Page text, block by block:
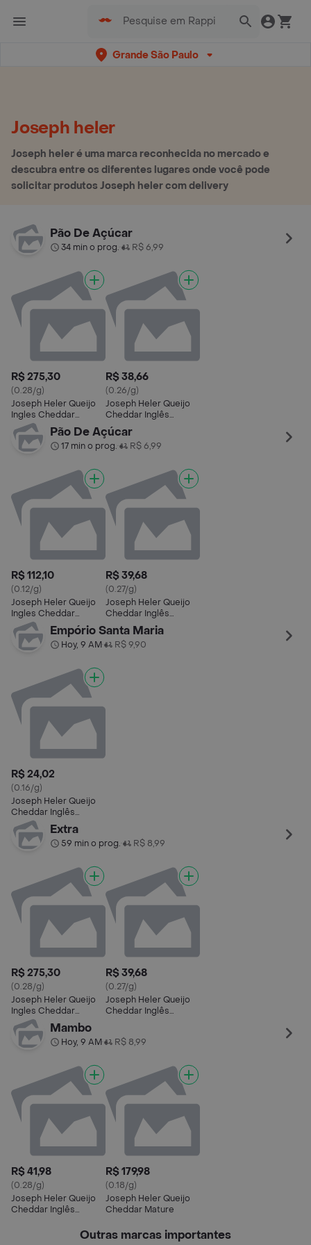
Grande São Paulo
Joseph heler
Joseph heler é uma marca reconhecida no mercado e
descubra entre os diferentes lugares onde você pode
solicitar produtos Joseph heler com delivery
Pão De Açúcar
34 min o prog.• R$ 6,99
R$ 275,30
(0.28/g)
Joseph Heler Queijo
Ingles Cheddar
Pedaço
R$ 38,66
(0.26/g)
Joseph Heler Queijo
Cheddar Inglês
Fatiado
Pão De Açúcar
17 min o prog.• R$ 6,99
R$ 112,10
(0.12/g)
Joseph Heler Queijo
Ingles Cheddar
Pedaço
R$ 39,68
(0.27/g)
Joseph Heler Queijo
Cheddar Inglês
Fatiado
Empório Santa Maria
Hoy, 9 AM• R$ 9,90
R$ 24,02
(0.16/g)
Joseph Heler Queijo
Cheddar Inglês
Fatiado
Extra
59 min o prog.• R$ 8,99
R$ 275,30
(0.28/g)
Joseph Heler Queijo
Ingles Cheddar
Pedaço
R$ 39,68
(0.27/g)
Joseph Heler Queijo
Cheddar Inglês
Mambo
Hoy, 9 AM• R$ 8,99
R$ 41,98
(0.28/g)
Joseph Heler Queijo
Cheddar Inglês
R$ 179,98
(0.18/g)
Joseph Heler Queijo
Cheddar Mature
Outras marcas importantes